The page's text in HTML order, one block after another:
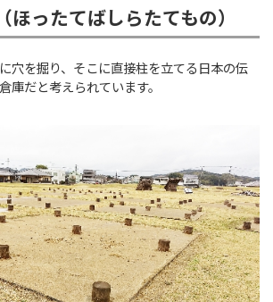
ほったてばしらたてもの）
穴を掘り、そこに直接柱を立てる日本の伝
庫だと考えられています。